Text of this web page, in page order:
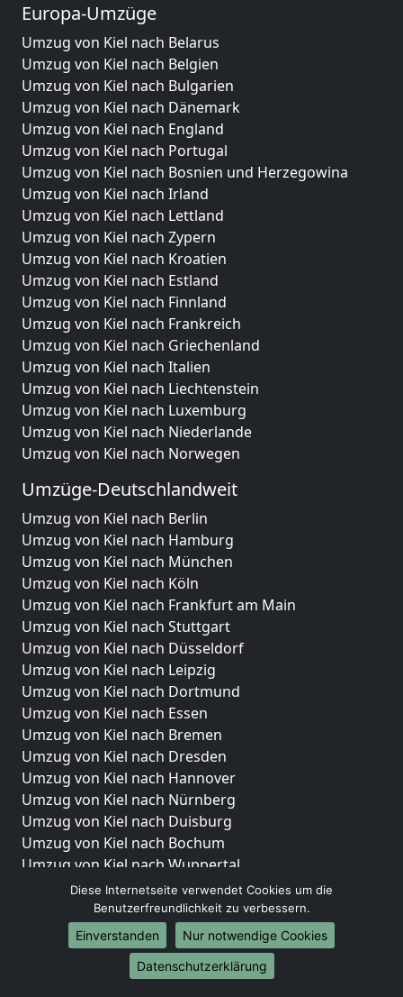
Europa-Umzüge
Umzug von Kiel nach Belarus
Umzug von Kiel nach Belgien
Umzug von Kiel nach Bulgarien
Umzug von Kiel nach Dänemark
Umzug von Kiel nach England
Umzug von Kiel nach Portugal
Umzug von Kiel nach Bosnien und Herzegowina
Umzug von Kiel nach Irland
Umzug von Kiel nach Lettland
Umzug von Kiel nach Zypern
Umzug von Kiel nach Kroatien
Umzug von Kiel nach Estland
Umzug von Kiel nach Finnland
Umzug von Kiel nach Frankreich
Umzug von Kiel nach Griechenland
Umzug von Kiel nach Italien
Umzug von Kiel nach Liechtenstein
Umzug von Kiel nach Luxemburg
Umzug von Kiel nach Niederlande
Umzug von Kiel nach Norwegen
Umzüge-Deutschlandweit
Umzug von Kiel nach Berlin
Umzug von Kiel nach Hamburg
Umzug von Kiel nach München
Umzug von Kiel nach Köln
Umzug von Kiel nach Frankfurt am Main
Umzug von Kiel nach Stuttgart
Umzug von Kiel nach Düsseldorf
Umzug von Kiel nach Leipzig
Umzug von Kiel nach Dortmund
Umzug von Kiel nach Essen
Umzug von Kiel nach Bremen
Umzug von Kiel nach Dresden
Umzug von Kiel nach Hannover
Umzug von Kiel nach Nürnberg
Umzug von Kiel nach Duisburg
Umzug von Kiel nach Bochum
Umzug von Kiel nach Wuppertal
Umzug von Kiel nach Bielefeld
Umzug von Kiel nach Bonn
Umzug von Kiel nach Münster
Internationale-Umzüge
Diese Internetseite verwendet Cookies um die
Benutzerfreundlichkeit zu verbessern.
Einverstanden
Nur notwendige Cookies
Datenschutzerklärung